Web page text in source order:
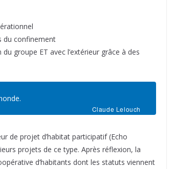
du confinement
groupe ET avec l’extérieur grâce à des
Claude Lelouch
de projet d’habitat participatif (Echo
projets de ce type. Après réflexion, la
d’habitants dont les statuts viennent